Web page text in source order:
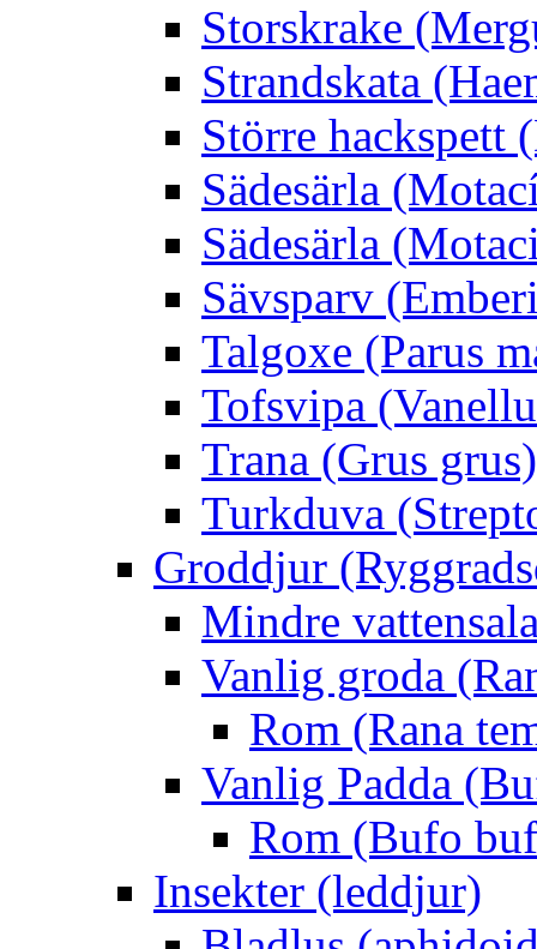
Storskrake
Strandskata
Större hackspett
Sädesärla
Sädesärla
Sävsparv
Talgoxe (Parus
Tofsvipa
Trana (Grus grus)
Turkduva
Groddjur
Mindre
Vanlig groda
Rom (Rana
Vanlig Padda
Rom (Bufo
Insekter (leddjur)